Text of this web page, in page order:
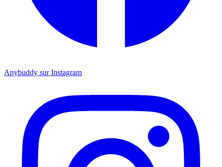
Anybuddy sur Instagram